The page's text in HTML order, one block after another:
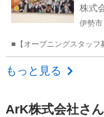
株式
伊勢市
■【オープニングスタッ
三重 伊勢市
もっと見る
ArK株式会社さ